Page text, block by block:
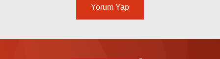
Yorum Yap